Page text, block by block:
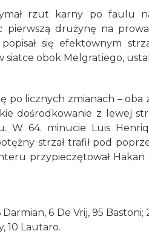
rzut karny po faulu
pierwszą drużynę na
się efektownym
siatce obok Melgratiego,
po licznych zmianach –
dośrodkowanie z lewej
W 64. minucie Luis
strzał trafił pod
przypieczętował
Darmian, 6 De Vrij, 95
10 Lautaro.